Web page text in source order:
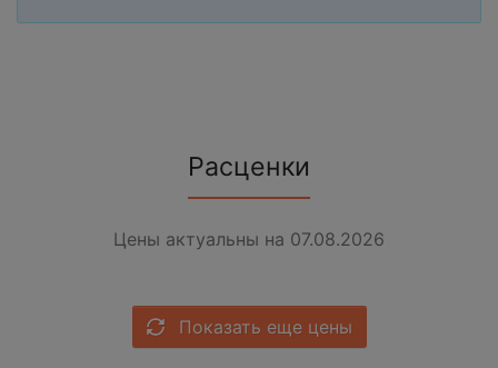
Расценки
Цены актуальны на 07.08.2026
Показать еще цены